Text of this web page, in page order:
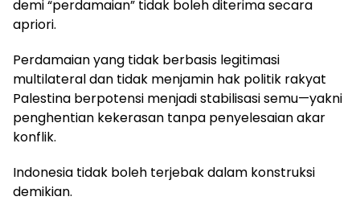
demi “perdamaian” tidak boleh diterima secara
apriori.
Perdamaian yang tidak berbasis legitimasi
multilateral dan tidak menjamin hak politik rakyat
Palestina berpotensi menjadi stabilisasi semu—yakni
penghentian kekerasan tanpa penyelesaian akar
konflik.
Indonesia tidak boleh terjebak dalam konstruksi
demikian.